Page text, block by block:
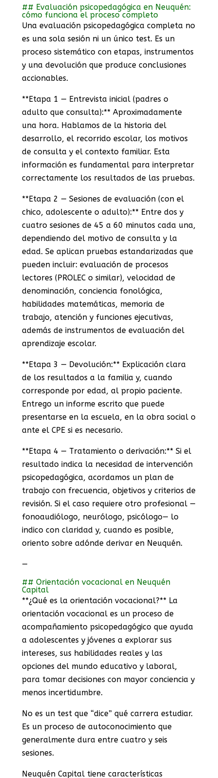
## Evaluación psicopedagógica en Neuquén:
cómo funciona el proceso completo
Una evaluación psicopedagógica completa no
es una sola sesión ni un único test. Es un
proceso sistemático con etapas, instrumentos
y una devolución que produce conclusiones
accionables.
**Etapa 1 — Entrevista inicial (padres o
adulto que consulta):** Aproximadamente
una hora. Hablamos de la historia del
desarrollo, el recorrido escolar, los motivos
de consulta y el contexto familiar. Esta
información es fundamental para interpretar
correctamente los resultados de las pruebas.
**Etapa 2 — Sesiones de evaluación (con el
chico, adolescente o adulto):** Entre dos y
cuatro sesiones de 45 a 60 minutos cada una,
dependiendo del motivo de consulta y la
edad. Se aplican pruebas estandarizadas que
pueden incluir: evaluación de procesos
lectores (PROLEC o similar), velocidad de
denominación, conciencia fonológica,
habilidades matemáticas, memoria de
trabajo, atención y funciones ejecutivas,
además de instrumentos de evaluación del
aprendizaje escolar.
**Etapa 3 — Devolución:** Explicación clara
de los resultados a la familia y, cuando
corresponde por edad, al propio paciente.
Entrego un informe escrito que puede
presentarse en la escuela, en la obra social o
ante el CPE si es necesario.
**Etapa 4 — Tratamiento o derivación:** Si el
resultado indica la necesidad de intervención
psicopedagógica, acordamos un plan de
trabajo con frecuencia, objetivos y criterios de
revisión. Si el caso requiere otro profesional —
fonoaudiólogo, neurólogo, psicólogo— lo
indico con claridad y, cuando es posible,
oriento sobre adónde derivar en Neuquén.
—
## Orientación vocacional en Neuquén
Capital
**¿Qué es la orientación vocacional?** La
orientación vocacional es un proceso de
acompañamiento psicopedagógico que ayuda
a adolescentes y jóvenes a explorar sus
intereses, sus habilidades reales y las
opciones del mundo educativo y laboral,
para tomar decisiones con mayor conciencia y
menos incertidumbre.
No es un test que “dice” qué carrera estudiar.
Es un proceso de autoconocimiento que
generalmente dura entre cuatro y seis
sesiones.
Neuquén Capital tiene características